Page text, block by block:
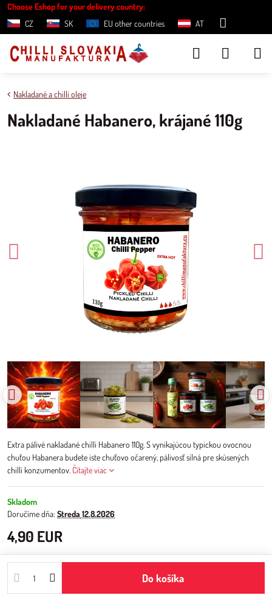
Choose Eshop for your delivery country:
CZ
SK EU other countries AT
Nakladané a chilli oleje
Nakladané Habanero, krájané 110g
Extra pálivé nakladané chilli Habanero 110g. S vynikajúcou typickou ovocnou
chuťou Habanera budete iste chuťovo očarený, pálivosť silná pre skúsených
chilli konzumentov. Čítajte viac
Skladom
Doručíme dňa: Streda 12.8.2026
4,90 EUR
Do košíka